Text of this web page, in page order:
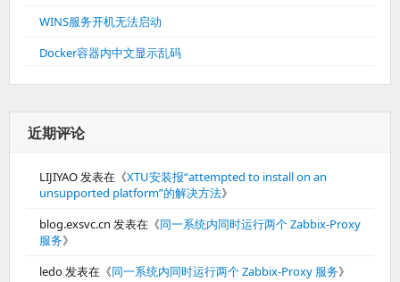
WINS服务开机无法启动
Docker容器内中文显示乱码
近期评论
LIJIYAO发表在《XTU安装报“attempted to install on an
unsupported platform”的解决方法》
blog.exsvc.cn 发表在《同一系统内同时运行两个 Zabbix-Proxy
服务》
ledo发表在《同一系统内同时运行两个 Zabbix-Proxy 服务》